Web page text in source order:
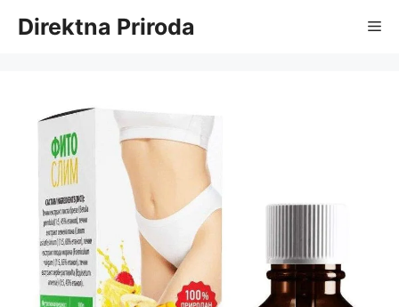
Direktna Priroda